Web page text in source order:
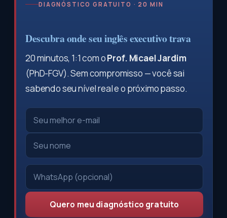
DIAGNÓSTICO GRATUITO · 20 MIN
Descubra onde seu inglês executivo trava
20 minutos, 1:1 com oProf. Micael Jardim
(PhD-FGV). Sem compromisso — você sai
sabendo seu nível real e o próximo passo.
Quero meu diagnóstico gratuito